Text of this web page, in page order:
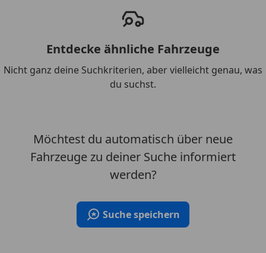
Entdecke ähnliche Fahrzeuge
Nicht ganz deine Suchkriterien, aber vielleicht genau, was
du suchst.
Möchtest du automatisch über neue
Fahrzeuge zu deiner Suche informiert
werden?
Suche speichern